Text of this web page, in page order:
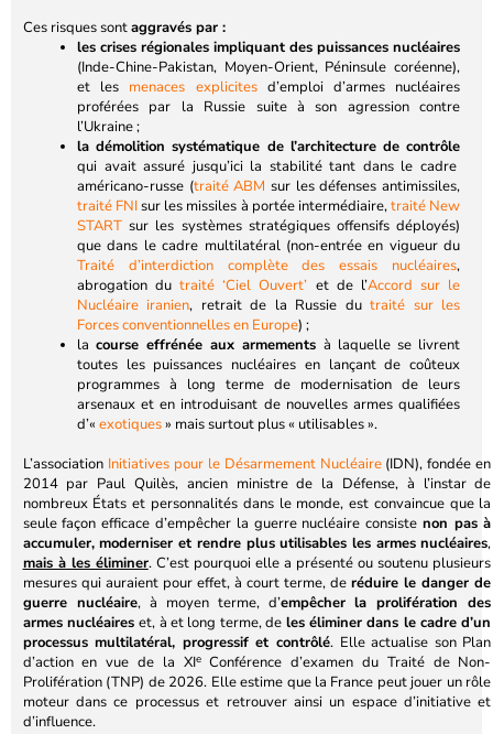
Ces risques sontaggravés par :
les crises régionales impliquant des puissances nucléaires
(Inde-Chine-Pakistan, Moyen-Orient, Péninsule coréenne),
et les menaces explicitesd’emploi d’armes nucléaires
proférées par la Russie suite à son agression contre
l’Ukraine ;
la démolition systématique de l’architecture de contrôle
qui avait assuré jusqu’ici la stabilité tant dans le cadre
américano-russe (traité ABM sur les défenses antimissiles,
traité FNIsur les missiles à portée intermédiaire,traité New
START sur les systèmes stratégiques offensifs déployés)
que dans le cadre multilatéral (non-entrée en vigueur du
Traité d’interdiction complète des essais nucléaires,
abrogation dutraité ‘Ciel Ouvert’ et de l’Accord sur le
Nucléaire iranien, retrait de la Russie dutraité sur les
Forces conventionnelles en Europe) ;
la course effrénée aux armements à laquelle se livrent
toutes les puissances nucléaires en lançant de coûteux
programmes à long terme de modernisation de leurs
arsenaux et en introduisant de nouvelles armes qualifiées
d’« exotiques» mais surtout plus « utilisables ».
L’association Initiatives pour le Désarmement Nucléaire(IDN), fondée en
2014 par Paul Quilès, ancien ministre de la Défense, à l’instar de
nombreux États et personnalités dans le monde, est convaincue que la
seule façon efficace d’empêcher la guerre nucléaire consiste non pas à
accumuler, moderniser et rendre plus utilisables les armes nucléaires,
mais à les éliminer. C’est pourquoi elle a présenté ou soutenu plusieurs
mesures qui auraient pour effet, à court terme, deréduire le danger de
guerre nucléaire, à moyen terme, d’empêcher la prolifération des
armes nucléaireset, à et long terme, de les éliminer dans le cadre d’un
processus multilatéral, progressif et contrôlé. Elle actualise son Plan
d’action en vue de la XIeConférence d’examen du Traité de Non-
Prolifération (TNP) de 2026. Elle estime que la France peut jouer un rôle
moteur dans ce processus et retrouver ainsi un espace d’initiative et
d’influence.